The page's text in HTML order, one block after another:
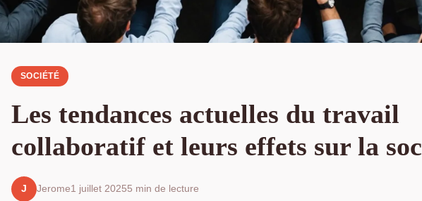
SOCIÉTÉ
Les tendances actuelles du travail
collaboratif et leurs effets sur la
J Jerome1 juillet 20255 min de lecture